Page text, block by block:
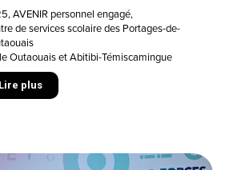
,AVENIR personnel engagé,
de services scolaire des Portages-de-
Outaouais et Abitibi-Témiscamingue
Lire plus